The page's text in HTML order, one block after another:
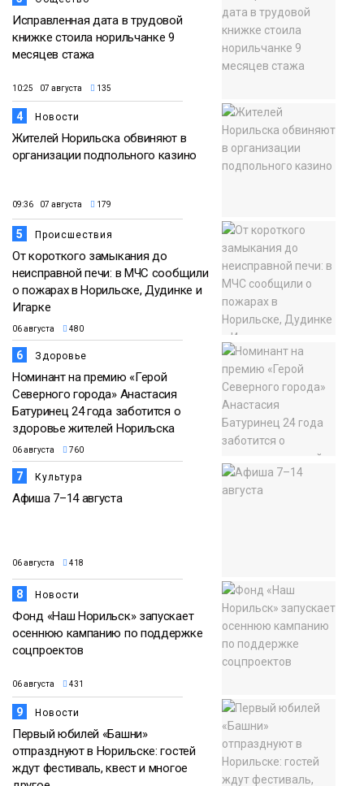
Исправленная дата в трудовой
книжке стоила норильчанке 9
месяцев стажа
10:25 07 августа 135
4 Новости
Жителей Норильска обвиняют в
организации подпольного казино
09:36 07 августа 179
5 Происшествия
От короткого замыкания до
неисправной печи: в МЧС сообщили
о пожарах в Норильске, Дудинке и
Игарке
06 августа 480
6 Здоровье
Номинант на премию «Герой
Северного города» Анастасия
Батуринец 24 года заботится о
здоровье жителей Норильска
06 августа 760
7 Культура
Афиша 7–14 августа
06 августа 418
8 Новости
Фонд «Наш Норильск» запускает
осеннюю кампанию по поддержке
соцпроектов
06 августа 431
9 Новости
Первый юбилей «Башни»
отпразднуют в Норильске: гостей
ждут фестиваль, квест и многое